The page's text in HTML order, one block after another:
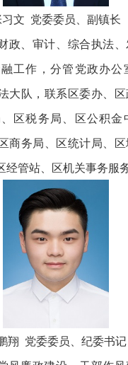
文 党委委员、副镇长
、审计、综合执法、
工作，分管党政办公
大队，联系区委办、
区税务局、区公积金
商务局、区统计局、
管站、区机关事务服务
翔 党委委员、纪委书记